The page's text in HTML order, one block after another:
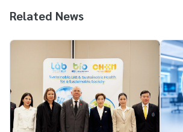
Related News